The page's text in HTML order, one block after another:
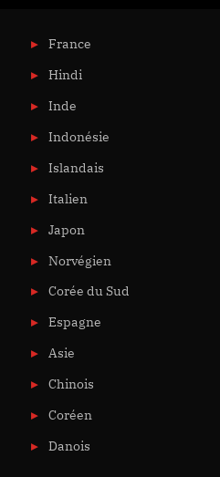
France
Hindi
Inde
Indonésie
Islandais
Italien
Japon
Norvégien
Corée du Sud
Espagne
Asie
Chinois
Coréen
Danois